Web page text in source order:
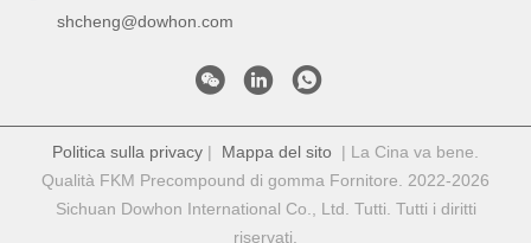
shcheng@dowhon.com
Politica sulla privacy | Mappa del sito | La Cina va bene.
Qualità FKM Precompound di gomma Fornitore. 2022-2026
Sichuan Dowhon International Co., Ltd. Tutti. Tutti i diritti
riservati.